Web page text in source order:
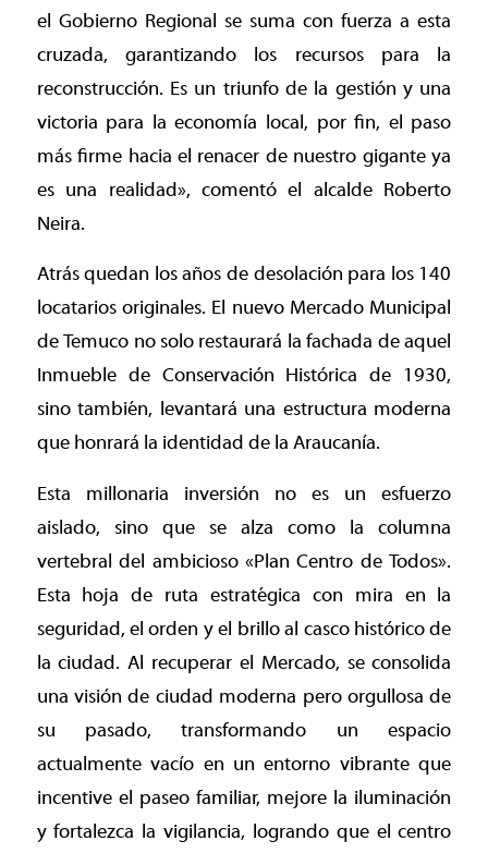
el Gobierno Regional se suma con fuerza a esta
cruzada, garantizando los recursos para la
reconstrucción. Es un triunfo de la gestión y una
victoria para la economía local, por fin, el paso
más firme hacia el renacer de nuestro gigante ya
es una realidad», comentó el alcalde Roberto
Neira.
Atrás quedan los años de desolación para los 140
locatarios originales. El nuevo Mercado Municipal
de Temuco no solo restaurará la fachada de aquel
Inmueble de Conservación Histórica de 1930,
sino también, levantará una estructura moderna
que honrará la identidad de la Araucanía.
Esta millonaria inversión no es un esfuerzo
aislado, sino que se alza como la columna
vertebral del ambicioso «Plan Centro de Todos».
Esta hoja de ruta estratégica con mira en la
seguridad, el orden y el brillo al casco histórico de
la ciudad. Al recuperar el Mercado, se consolida
una visión de ciudad moderna pero orgullosa de
su pasado, transformando un espacio
actualmente vacío en un entorno vibrante que
incentive el paseo familiar, mejore la iluminación
y fortalezca la vigilancia, logrando que el centro